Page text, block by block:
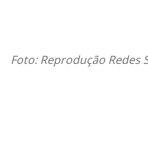
Foto: Reprodução Redes